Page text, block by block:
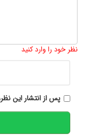
نظر خود را وارد کنید
پس از انتشار این